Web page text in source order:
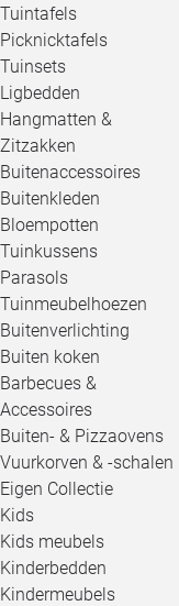
Tuintafels
Picknicktafels
Tuinsets
Ligbedden
Hangmatten &
Zitzakken
Buitenaccessoires
Buitenkleden
Bloempotten
Tuinkussens
Parasols
Tuinmeubelhoezen
Buitenverlichting
Buiten koken
Barbecues &
Accessoires
Buiten- & Pizzaovens
Vuurkorven & -schalen
Eigen Collectie
Kids
Kids meubels
Kinderbedden
Kindermeubels